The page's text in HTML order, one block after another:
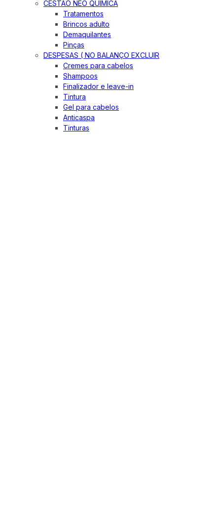
CESTÃO NEO QUIMICA
Tratamentos
Brincos adulto
Demaquilantes
Pinças
DESPESAS ( NO BALANÇO EXCLUIR
Cremes para cabelos
Shampoos
Finalizador e leave-in
Tintura
Gel para cabelos
Anticaspa
Tinturas